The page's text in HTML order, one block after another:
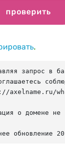
проверить
.
запрос в
axelname.ru/
о домене не
обновление